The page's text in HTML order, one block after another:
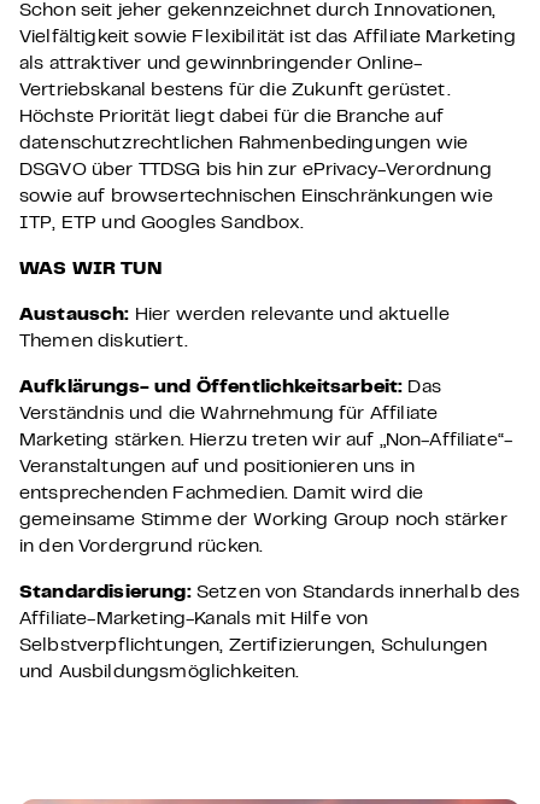
Schon seit jeher gekennzeichnet durch Innovationen,
Vielfältigkeit sowie Flexibilität ist das Affiliate Marketing
als attraktiver und gewinnbringender Online-
Vertriebskanal bestens für die Zukunft gerüstet.
Höchste Priorität liegt dabei für die Branche auf
datenschutzrechtlichen Rahmenbedingungen wie
DSGVO über TTDSG bis hin zur ePrivacy-Verordnung
sowie auf browsertechnischen Einschränkungen wie
ITP, ETP und Googles Sandbox.
WAS WIR TUN
Austausch: Hier werden relevante und aktuelle
Themen diskutiert.
Aufklärungs- und Öffentlichkeitsarbeit: Das
Verständnis und die Wahrnehmung für Affiliate
Marketing stärken. Hierzu treten wir auf „Non-Affiliate“-
Veranstaltungen auf und positionieren uns in
entsprechenden Fachmedien. Damit wird die
gemeinsame Stimme der Working Group noch stärker
in den Vordergrund rücken.
Standardisierung:Setzen von Standards innerhalb des
Affiliate-Marketing-Kanals mit Hilfe von
Selbstverpflichtungen, Zertifizierungen, Schulungen
und Ausbildungsmöglichkeiten.